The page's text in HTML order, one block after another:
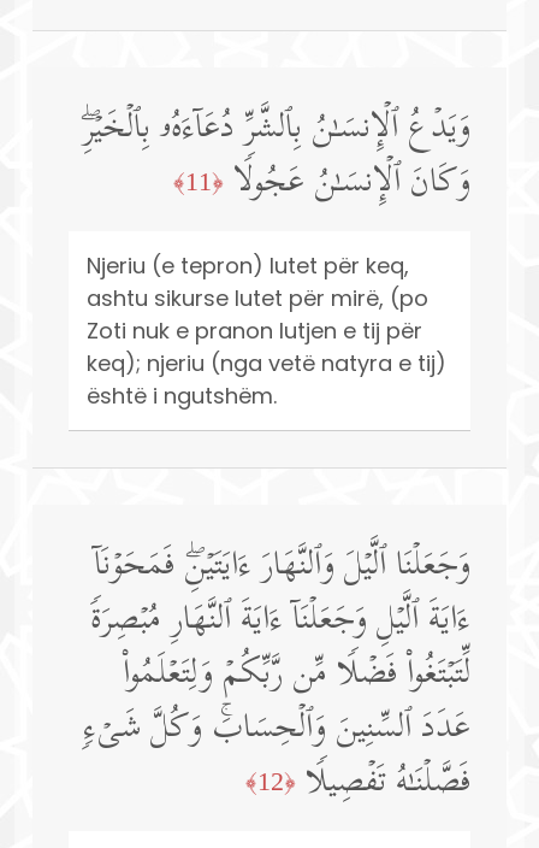
وَیَدۡعُ ٱلۡإِنسَـٰنُ بِٱلشَّرِّ دُعَاۤءَهُۥ بِٱلۡخَیۡرِۖ
وَكَانَ ٱلۡإِنسَـٰنُ عَجُولࣰا ﴿11﴾
Njeriu (e tepron) lutet për keq,
ashtu sikurse lutet për mirë, (po
Zoti nuk e pranon lutjen e tij për
keq); njeriu (nga vetë natyra e tij)
është i ngutshëm.
وَجَعَلۡنَا ٱلَّیۡلَ وَٱلنَّهَارَ ءَایَتَیۡنِۖ فَمَحَوۡنَاۤ
ءَایَةَ ٱلَّیۡلِ وَجَعَلۡنَاۤ ءَایَةَ ٱلنَّهَارِ مُبۡصِرَةࣰ
لِّتَبۡتَغُوا۟ فَضۡلࣰا مِّن رَّبِّكُمۡ وَلِتَعۡلَمُوا۟
عَدَدَ ٱلسِّنِینَ وَٱلۡحِسَابَۚ وَكُلَّ شَیۡءࣲ
فَصَّلۡنَـٰهُ تَفۡصِیلࣰا ﴿12﴾